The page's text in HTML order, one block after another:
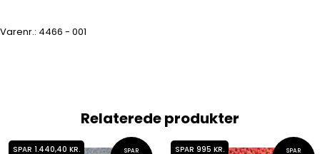
Varenr.: 4466 - 001
Relaterede produkter
SPAR 1.440,40 KR. SPAR SPAR 995 KR. SPAR